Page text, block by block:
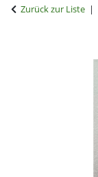
Zurück zur Liste